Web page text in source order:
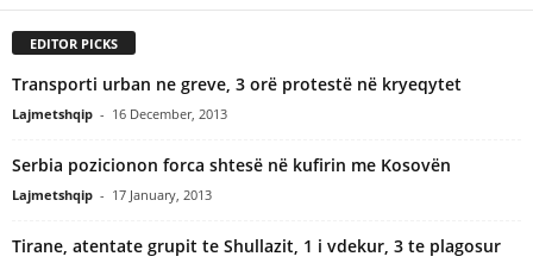
EDITOR PICKS
Transporti urban ne greve, 3 orë protestë në kryeqytet
Lajmetshqip - 16 December, 2013
Serbia pozicionon forca shtesë në kufirin me Kosovën
Lajmetshqip - 17 January, 2013
Tirane, atentate grupit te Shullazit, 1 i vdekur, 3 te plagosur